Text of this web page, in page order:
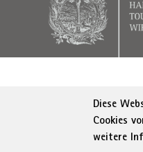
© WIFI
Diese
Cookies
weitere